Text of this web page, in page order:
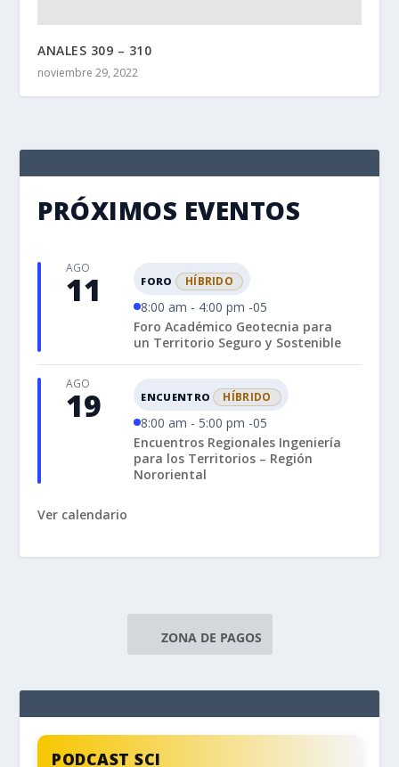
ANALES 309 – 310
noviembre 29, 2022
PRÓXIMOS EVENTOS
AGO
11 FORO HÍBRIDO
8:00 am - 4:00 pm -05
Foro Académico Geotecnia para
un Territorio Seguro y Sostenible
AGO
19 ENCUENTRO HÍBRIDO
8:00 am - 5:00 pm -05
Encuentros Regionales Ingeniería
para los Territorios – Región
Nororiental
Ver calendario
ZONA DE PAGOS
PODCAST SCI